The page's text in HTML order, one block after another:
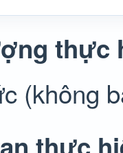
thực
(không